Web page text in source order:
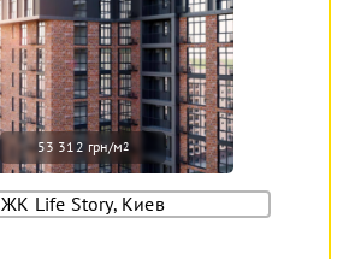
53 312 грн/м2
ЖК Life Story, Киев